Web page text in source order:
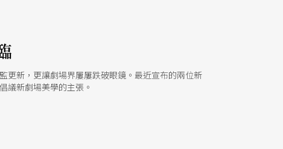
更新，更讓劇場界屢屢跌破眼鏡。最近宣布的兩位新
議新劇場美學的主張。